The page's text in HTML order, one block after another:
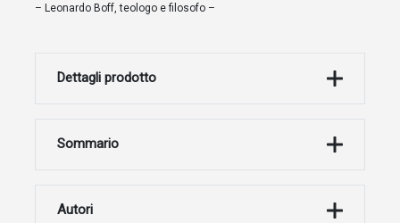
– Leonardo Boff, teologo e filosofo –
Dettagli prodotto
Sommario
Autori